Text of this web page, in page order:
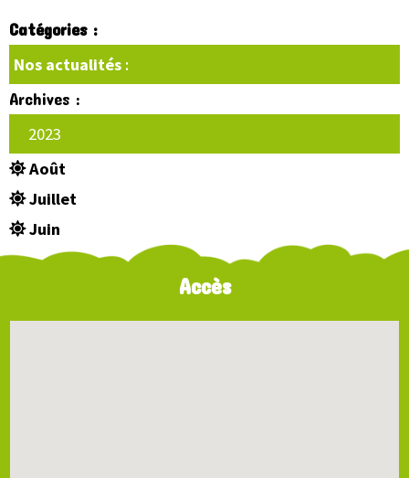
Catégories :
Nos actualités :
Archives :
2023
Août
Juillet
Juin
Accès